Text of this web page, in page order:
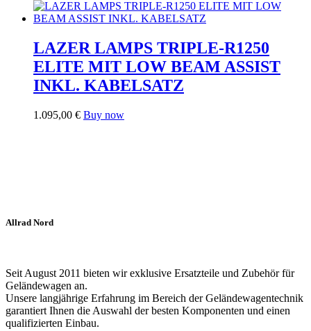
LAZER LAMPS TRIPLE-R1250
ELITE MIT LOW BEAM ASSIST
INKL. KABELSATZ
1.095,00 € Buy now
Allrad Nord
Seit August 2011 bieten wir exklusive Ersatzteile und Zubehör für
Geländewagen an.
Unsere langjährige Erfahrung im Bereich der Geländewagentechnik
garantiert Ihnen die Auswahl der besten Komponenten und einen
qualifizierten Einbau.